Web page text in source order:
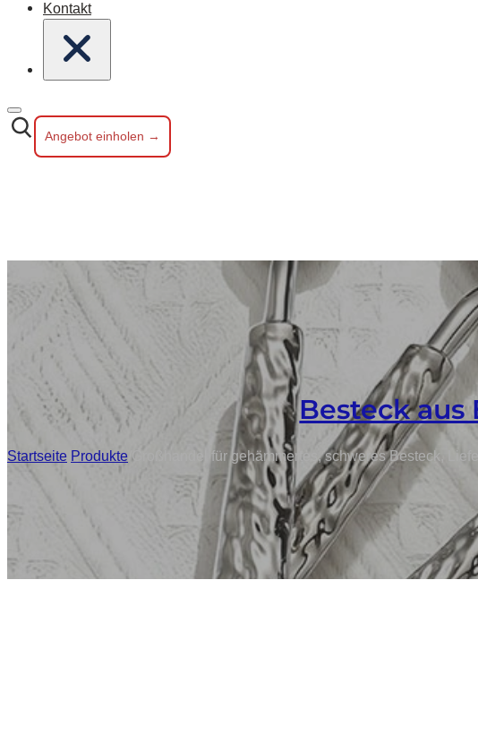
Kontakt
Angebot einholen →
Besteck aus
Startseite Produkte Großhandel für gehämmertes, schweres Besteck,